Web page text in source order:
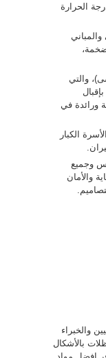
الحرارة
والتي
ورائدة في
الكبار
وجميع
والأمان
والخبراء
بالأشكال